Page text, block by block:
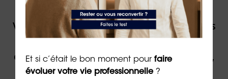
Vous souhaitez être accompagné(e) dans
votre reconversion ou dans votre
évolution professionnelle par un expert,
contactez ORIENTACTION.
Et si c’était le bon moment pour faire
évoluer votre vie professionnelle?